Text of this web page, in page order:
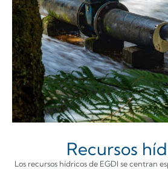
Recursos
Los recursos hídricos de EGDI se centran